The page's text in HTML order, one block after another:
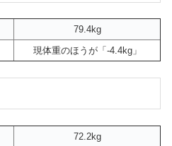
79.4kg
現体重のほうが「-4.4kg」
72.2kg